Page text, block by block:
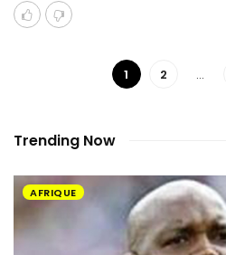
1 2 …
Trending Now
AFRIQUE